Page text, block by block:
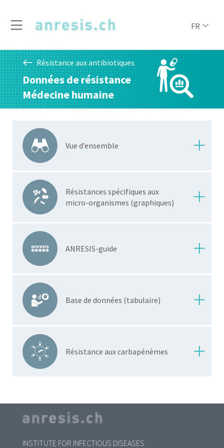
FR
Résistance aux antibiotiques
Données de résistance
Médecine humaine
Vue d’ensemble
Résistances spécifiques aux
micro-organismes (graphiques)
ANRESIS-guide
Base de données (tabulaire)
Résistance aux carbapénèmes
INSTITUTE FOR INFECTIOUS DISEASES